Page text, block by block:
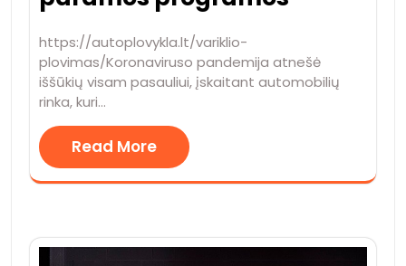
https://autoplovykla.lt/variklio-
plovimas/Koronaviruso pandemija atnešė
iššūkių visam pasauliui, įskaitant automobilių
rinka, kuri…
Read More